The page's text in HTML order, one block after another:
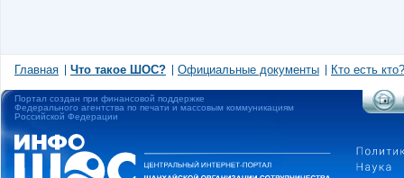
Главная Что такое ШОС? Официальные документы Кто есть кто?
Портал создан при финансовой поддержке
Федерального агентства по печати и массовым коммуникациям
Российской Федерации